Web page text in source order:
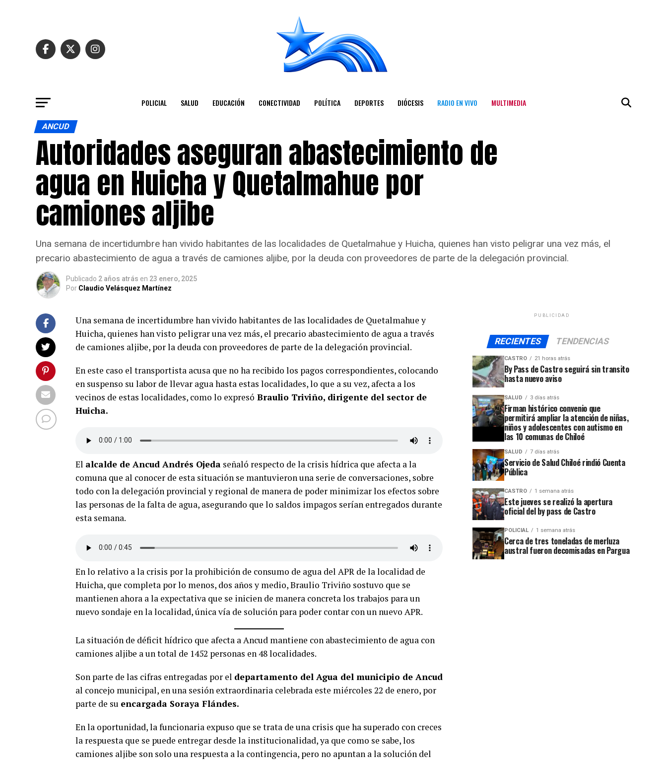
POLICIAL SALUD EDUCACIÓN CONECTIVIDAD POLÍTICA DEPORTES DIÓCESIS RADIO EN VIVO MULTIMEDIA
ANCUD
Autoridades aseguran abastecimiento de
agua en Huicha y Quetalmahue por
camiones aljibe
Una semana de incertidumbre han vivido habitantes de las localidades de Quetalmahue y Huicha, quienes han visto peligrar una vez más, el
precario abastecimiento de agua a través de camiones aljibe, por la deuda con proveedores de parte de la delegación provincial.
Publicado 2 años atrás en 23 enero, 2025
Por Claudio Velásquez Martínez
Una semana de incertidumbre han vivido habitantes de las localidades de Quetalmahue y
Huicha, quienes han visto peligrar una vez más, el precario abastecimiento de agua a través
de camiones aljibe, por la deuda con proveedores de parte de la delegación provincial.
En este caso el transportista acusa que no ha recibido los pagos correspondientes, colocando
en suspenso su labor de llevar agua hasta estas localidades, lo que a su vez, afecta a los
vecinos de estas localidades, como lo expresó Braulio Triviño, dirigente del sector de
Huicha.
El alcalde de Ancud Andrés Ojeda señaló respecto de la crisis hídrica que afecta a la
comuna que al conocer de esta situación se mantuvieron una serie de conversaciones, sobre
todo con la delegación provincial y regional de manera de poder minimizar los efectos sobre
las personas de la falta de agua, asegurando que lo saldos impagos serían entregados durante
esta semana.
En lo relativo a la crisis por la prohibición de consumo de agua del APR de la localidad de
Huicha, que completa por lo menos, dos años y medio, Braulio Triviño sostuvo que se
mantienen ahora a la expectativa que se inicien de manera concreta los trabajos para un
nuevo sondaje en la localidad, única vía de solución para poder contar con un nuevo APR.
La situación de déficit hídrico que afecta a Ancud mantiene con abastecimiento de agua con
camiones aljibe a un total de 1452 personas en 48 localidades.
Son parte de las cifras entregadas por el departamento del Agua del municipio de Ancud
al concejo municipal, en una sesión extraordinaria celebrada este miércoles 22 de enero, por
parte de su encargada Soraya Flándes.
En la oportunidad, la funcionaria expuso que se trata de una crisis que ha superado con creces
la respuesta que se puede entregar desde la institucionalidad, ya que como se sabe, los
camiones aljibe son solo una respuesta a la contingencia, pero no apuntan a la solución del
PUBLICIDAD
RECIENTES TENDENCIAS
CASTRO 21 horas atrás
By Pass de Castro seguirá sin transito
hasta nuevo aviso
SALUD 3 días atrás
Firman histórico convenio que
permitirá ampliar la atención de niñas,
niños y adolescentes con autismo en
las 10 comunas de Chiloé
SALUD 7 días atrás
Servicio de Salud Chiloé rindió Cuenta
Pública
CASTRO 1 semana atrás
Este jueves se realizó la apertura
oficial del by pass de Castro
POLICIAL 1 semana atrás
Cerca de tres toneladas de merluza
austral fueron decomisadas en Pargua